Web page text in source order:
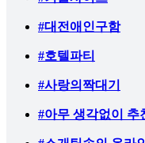
#대전애인구함
#호텔파티
#사랑의짝대기
#아무 생각없이 추